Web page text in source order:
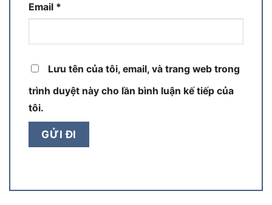
Email *
Lưu tên của tôi, email, và trang web trong
trình duyệt này cho lần bình luận kế tiếp của
tôi.